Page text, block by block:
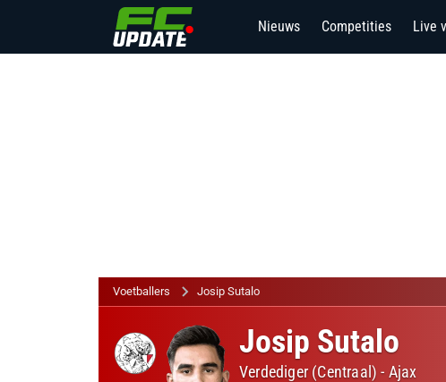
Nieuws Competities Live
Voetballers Josip Sutalo
Josip Sutalo
Verdediger (Centraal)- Ajax